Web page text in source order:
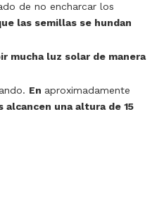
de no encharcar los
las semillas se hundan
mucha luz solar de manera
En aproximadamente
una altura de 15